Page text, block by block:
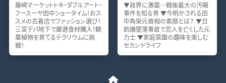
藤崎マーケットトキ・ダブルアート・
フースーヤ田中ショータイム！おス
スメの古着店でファッション選び！
三宮デパ地下で厳選食材購入！観
葉植物を育てるテラリウムに挑
戦！
▼政界に激震…戦後最大の汚職
事件を知る男 ▼今明かされる田
中角栄元首相の素顔とは？ ▼日
航機墜落事故で恋人を亡くした元
力士 ▼家庭菜園の趣味を楽しむ
セカンドライフ